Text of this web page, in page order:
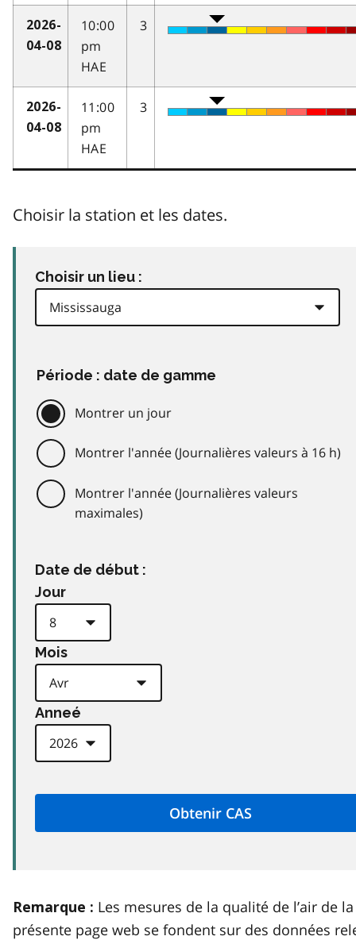
2026-
04-08
10:00
pm
HAE
3
2026-
04-08
11:00
pm
HAE
3
Choisir la station et les dates.
Choisir un lieu :
Période : date de gamme
Montrer un jour
Montrer l'année (Journalières valeurs à 16 h)
Montrer l'année (Journalières valeurs
maximales)
Date de début :
Jour
Mois
Anneé
Remarque : Les mesures de la qualité de l’air de la
présente page web se fondent sur des données